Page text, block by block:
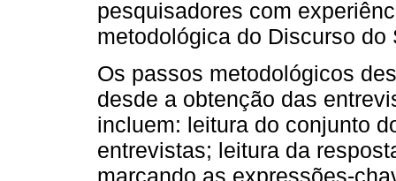
pesquisadores com
metodológica do Discurso
Os passos metodológicos
desde a obtenção das
incluem: leitura do conjunto
entrevistas; leitura da
marcando as expressões-